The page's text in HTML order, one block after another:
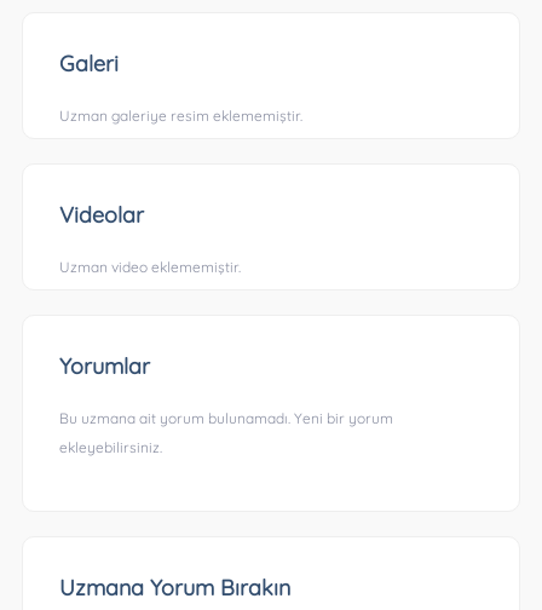
Galeri
Uzman galeriye resim eklememiştir.
Videolar
Uzman video eklememiştir.
Yorumlar
Bu uzmana ait yorum bulunamadı. Yeni bir yorum
ekleyebilirsiniz.
Uzmana Yorum Bırakın